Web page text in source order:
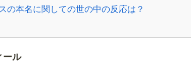
の本名に関しての世の中の反応は？
ール